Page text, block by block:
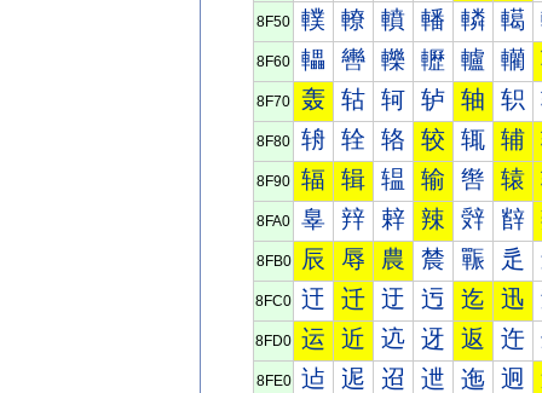
8F50 轐 轑 轒 轓 轔 轕
8F60 轠 轡 轢 轣 轤 轥
8F70 轰 轱 轲 轳 轴 轵
8F80 辀 辁 辂 较 辄 辅
8F90 辐 辑 辒 输 辔 辕
8FA0 辠 辡 辢 辣 辤 辥
8FB0 辰 辱 農 辳 辴 辵
8FC0 迀 迁 迂 迃 迄 迅
8FD0 运 近 迒 迓 返 迕
8FE0 迠 迡 迢 迣 迤 迥